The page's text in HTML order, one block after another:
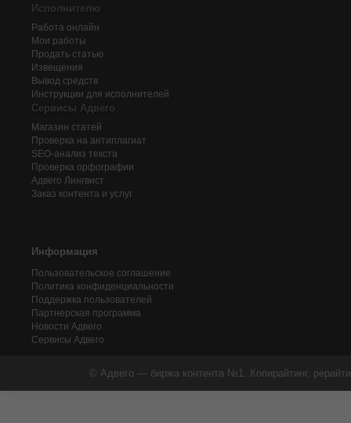
Исполнителю
Работа онлайн
Мои работы
Продать статью
Извещения
Вывод средств
Инструкции для исполнителей
Сервисы Адвего
Магазин статей
Проверка на антиплагиат
SEO-анализ текста
Проверка орфографии
Адвего Лингвист
Заказ контента и услуг
Информация
Пользовательское соглашение
Политика конфиденциальности
Поддержка пользователей
Партнерская программа
Новости Адвего
Сервисы Адвего
© Адвего — биржа контента №1. Копирайтинг,